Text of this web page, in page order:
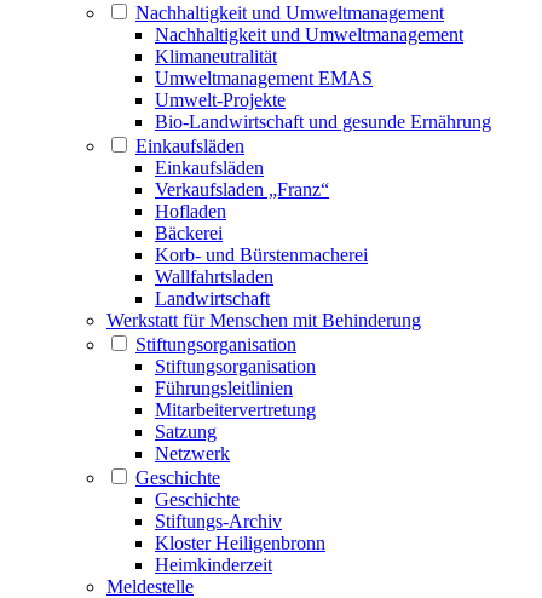
Nachhaltigkeit und Umweltmanagement
Nachhaltigkeit und Umweltmanagement
Klimaneutralität
Umweltmanagement EMAS
Umwelt-Projekte
Bio-Landwirtschaft und gesunde Ernährung
Einkaufsläden
Einkaufsläden
Verkaufsladen „Franz“
Hofladen
Bäckerei
Korb- und Bürstenmacherei
Wallfahrtsladen
Landwirtschaft
Werkstatt für Menschen mit Behinderung
Stiftungsorganisation
Stiftungsorganisation
Führungsleitlinien
Mitarbeitervertretung
Satzung
Netzwerk
Geschichte
Geschichte
Stiftungs-Archiv
Kloster Heiligenbronn
Heimkinderzeit
Meldestelle